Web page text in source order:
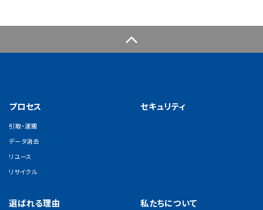
プロセス
引取・運搬
データ消去
リユース
リサイクル
セキュリティ
選ばれる理由 私たちについて